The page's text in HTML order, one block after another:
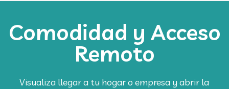
Comodidad y Acceso
Remoto
Visualiza llegar a tu hogar o empresa y abrir la